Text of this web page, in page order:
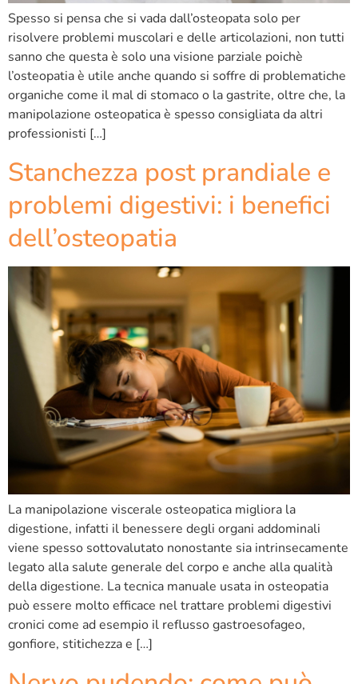
Spesso si pensa che si vada dall’osteopata solo per
risolvere problemi muscolari e delle articolazioni, non tutti
sanno che questa è solo una visione parziale poichè
l’osteopatia è utile anche quando si soffre di problematiche
organiche come il mal di stomaco o la gastrite, oltre che, la
manipolazione osteopatica è spesso consigliata da altri
professionisti […]
Stanchezza post prandiale e
problemi digestivi: i benefici
dell’osteopatia
La manipolazione viscerale osteopatica migliora la
digestione, infatti il benessere degli organi addominali
viene spesso sottovalutato nonostante sia intrinsecamente
legato alla salute generale del corpo e anche alla qualità
della digestione. La tecnica manuale usata in osteopatia
può essere molto efficace nel trattare problemi digestivi
cronici come ad esempio il reflusso gastroesofageo,
gonfiore, stitichezza e […]